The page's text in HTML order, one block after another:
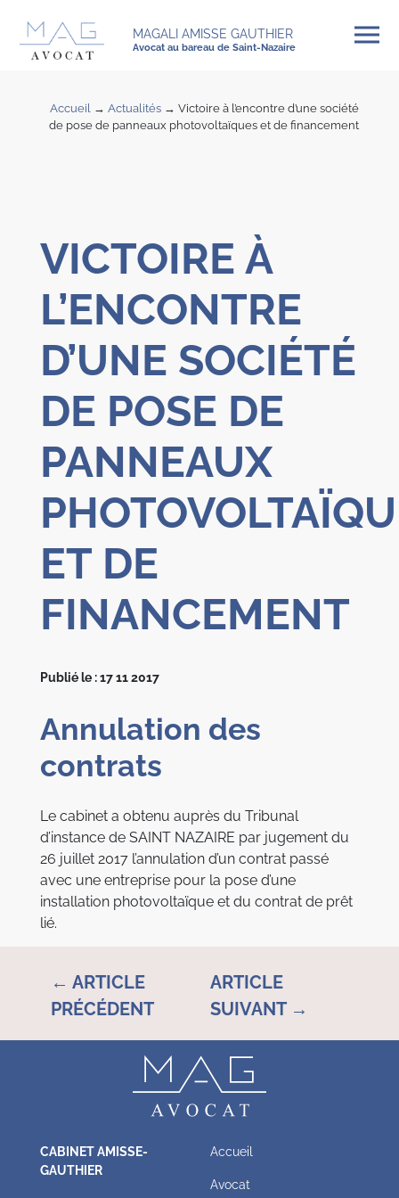
MAGALI AMISSE GAUTHIER
Avocat au bareau de Saint-Nazaire
Accueil →Actualités →Victoire à l’encontre d’une société
de pose de panneaux photovoltaïques et de financement
VICTOIRE À
L’ENCONTRE
D’UNE SOCIÉTÉ
DE POSE DE
PANNEAUX
ET DE
FINANCEMENT
Publié le : 17 11 2017
Annulation des
contrats
Le cabinet a obtenu auprès du Tribunal
d’instance de SAINT NAZAIRE par jugement du
26 juillet 2017 l’annulation d’un contrat passé
avec une entreprise pour la pose d’une
installation photovoltaïque et du contrat de prêt
lié.
← ARTICLE
PRÉCÉDENT
ARTICLE
SUIVANT →
CABINET AMISSE-
GAUTHIER
Accueil
Avocat